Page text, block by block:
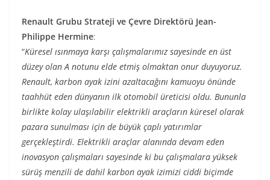
Renault Grubu Strateji ve Çevre Direktörü Jean-
Philippe Hermine:
“Küresel ısınmaya karşı çalışmalarımız sayesinde en üst
düzey olan A notunu elde etmiş olmaktan onur duyuyoruz.
Renault, karbon ayak izini azaltacağını kamuoyu önünde
taahhüt eden dünyanın ilk otomobil üreticisi oldu. Bununla
birlikte kolay ulaşılabilir elektrikli araçların küresel olarak
pazara sunulması için de büyük çaplı yatırımlar
gerçekleştirdi. Elektrikli araçlar alanında devam eden
inovasyon çalışmaları sayesinde ki bu çalışmalara yüksek
sürüş menzili de dahil karbon ayak izimizi ciddi biçimde